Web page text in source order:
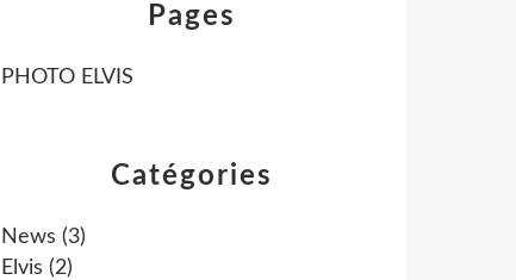
Catégories
News (3)
Elvis (2)
Pages
PHOTO ELVIS